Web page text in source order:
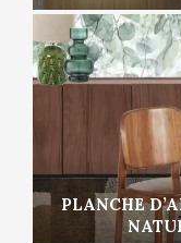
PLANCHE